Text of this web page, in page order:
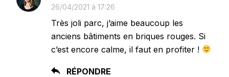
26/04/2021 à 17:26
Très joli parc, j’aime beaucoup les
anciens bâtiments en briques rouges. Si
c’est encore calme, il faut en profiter !
RÉPONDRE